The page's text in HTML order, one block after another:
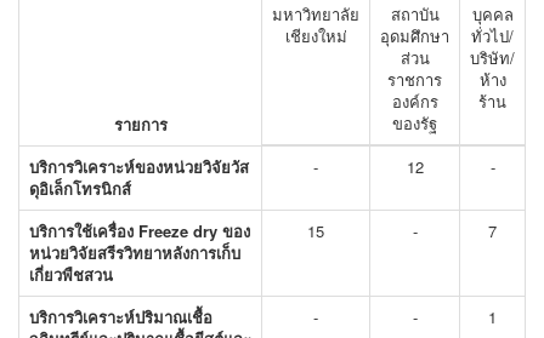
รายการ
มหาวิทยาลัย
เชียงใหม่
สถาบัน
อุดมศึกษา
ส่วน
ราชการ
องค์กร
ของรัฐ
บุคคล
ทั่วไป/
บริษัท/
ห้าง
ร้าน
บริการวิเคราะห์ของหน่วยวิจัยวัส
ดุอิเล็กโทรนิกส์
- 12 -
บริการใช้เครื่อง Freeze dry ของ
หน่วยวิจัยสรีรวิทยาหลังการเก็บ
เกี่ยวพืชสวน
15 - 7
บริการวิเคราะห์ปริมาณเชื้อ
- - 1